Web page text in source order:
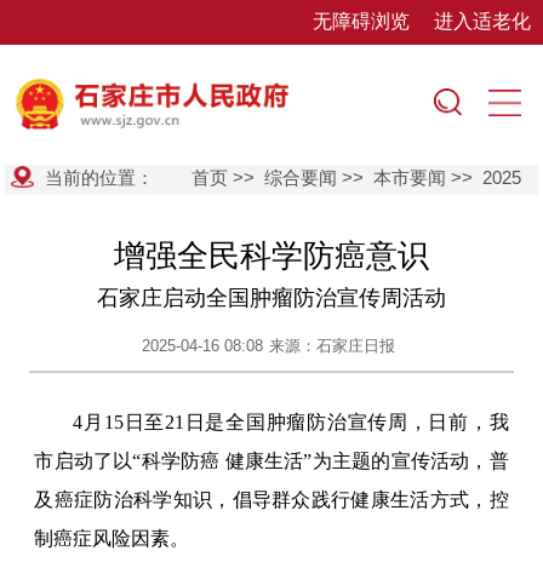
无障碍浏览 进入适老化
当前的位置： 首页 >>综合要闻 >>本市要闻 >> 2025
增强全民科学防癌意识
石家庄启动全国肿瘤防治宣传周活动
2025-04-16 08:08 来源：石家庄日报
4月15日至21日是全国肿瘤防治宣传周，日前，我
市启动了以“科学防癌 健康生活”为主题的宣传活动，普
及癌症防治科学知识，倡导群众践行健康生活方式，控
制癌症风险因素。